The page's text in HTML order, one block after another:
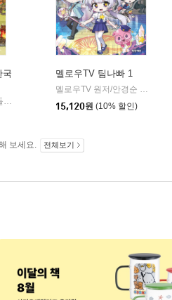
국
흔한남매 원저/역사곰돌이 글/유난희 그림/미래엔 역사 교과서 집필진,흔한컴퍼니 감수
멜로우TV 팀나빠 1
멜로우TV 원저/안경순 저/쓰리포 그림
15,120원 (10% 할인)
보세요. 전체보기